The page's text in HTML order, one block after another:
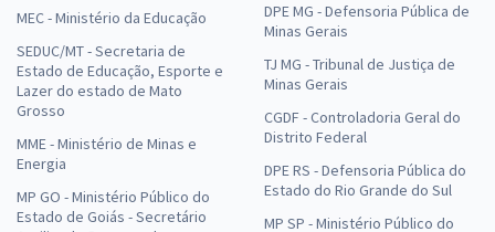
MEC - Ministério da Educação
SEDUC/MT - Secretaria de
Estado de Educação, Esporte e
Lazer do estado de Mato
Grosso
MME - Ministério de Minas e
Energia
MP GO - Ministério Público do
Estado de Goiás - Secretário
DPE MG - Defensoria Pública de
Minas Gerais
TJ MG - Tribunal de Justiça de
Minas Gerais
CGDF - Controladoria Geral do
Distrito Federal
DPE RS - Defensoria Pública do
Estado do Rio Grande do Sul
MP SP - Ministério Público do